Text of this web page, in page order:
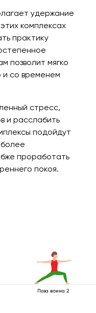
удержание
комплексах
практику
позволит мягко
и со временем
стресс,
и расслабить
подойдут
проработать
покоя.
Поза воина 2